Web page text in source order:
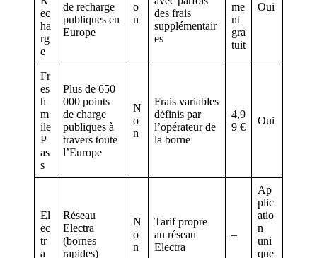
ec
ha
rg
e
de recharge
publiques en
Europe
o
n
des frais
supplémentair
es
me
nt
gra
tuit
Oui
Fr
es
h
m
ile
P
as
s
Plus de 650
000 points
de charge
publiques à
travers toute
l’Europe
N
o
n
Frais variables
définis par
l’opérateur de
la borne
4,9
9 €
Oui
El
ec
tr
a
Réseau
Electra
(bornes
rapides)
N
o
n
Tarif propre
au réseau
Electra
–
Ap
plic
atio
n
uni
que